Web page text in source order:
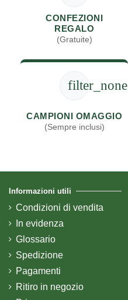
CONFEZIONI
REGALO
(Gratuite)
filter_none
CAMPIONI OMAGGIO
(Sempre inclusi)
Informazioni utili
Condizioni di vendita
In evidenza
Glossario
Spedizione
Pagamenti
Ritiro in negozio